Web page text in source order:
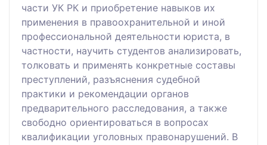
части УК РК и приобретение навыков их
применения в правоохранительной и иной
профессиональной деятельности юриста, в
частности, научить студентов анализировать,
толковать и применять конкретные составы
преступлений, разъяснения судебной
практики и рекомендации органов
предварительного расследования, а также
свободно ориентироваться в вопросах
квалификации уголовных правонарушений. В